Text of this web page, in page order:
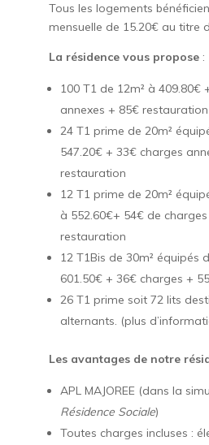
Tous les logements
mensuelle de 15.20€ au titre
La résidence vous propose:
100 T1 de 12m² à 409.80€
annexes + 85€ restauration
24 T1 prime de 20m²
547.20€ + 33€ charges
restauration
12 T1 prime de 20m²
à 552.60€+ 54€ de
restauration
12 T1Bis de 30m² équipés
601.50€ + 36€ charges +
26 T1 prime soit 72 lits
alternants. (plus
Les avantages de notre
APL MAJOREE (dans la
Résidence Sociale)
Toutes charges incluses :